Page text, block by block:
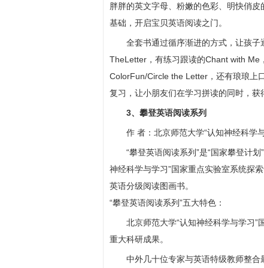
胖胖的英文字母、粉嫩的色彩、明快俏
基础，开启宝贝英语阅读之门。
全套书通过循序渐进的方式，让孩
TheLetter，有练习跟读的Chant with Me
ColorFun/Circle the Letter，还有琅琅上
复习，让小朋友们在学习拼读的同时，获
3、攀登英语阅读系列
作 者：北京师范大学“认知神经科学
“攀登英语阅读系列”是“国家攀登计
神经科学与学习”国家重点实验室系统探
英语分级阅读图画书。
“攀登英语阅读系列”五大特色：
北京师范大学“认知神经科学与学习
重大科研成果。
中外几十位专家与英语特级教师整合